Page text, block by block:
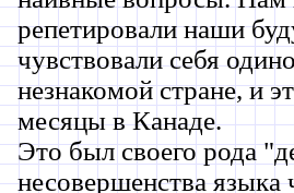
репетировали наши
чувствовали себя
незнакомой стране, и
месяцы в Канаде.
Это был своего рода
несовершенства языка